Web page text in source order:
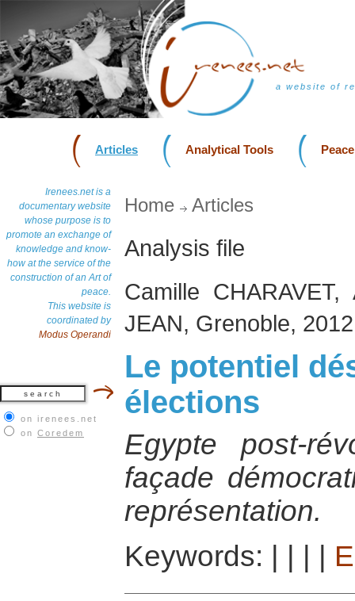
a website of
Articles Analytical Tools
Irenees.net is a
documentary website
whose purpose is to
promote an exchange of
knowledge and know-
how at the service of the
construction of an Art of
peace.
This website is
coordinated by
Modus Operandi
on irenees.net
on Coredem
Home Articles
Analysis file
Camille
JEAN, Grenoble, 2012
Le potentiel
élections
Egypte post-
façade
représentation.
Keywords: